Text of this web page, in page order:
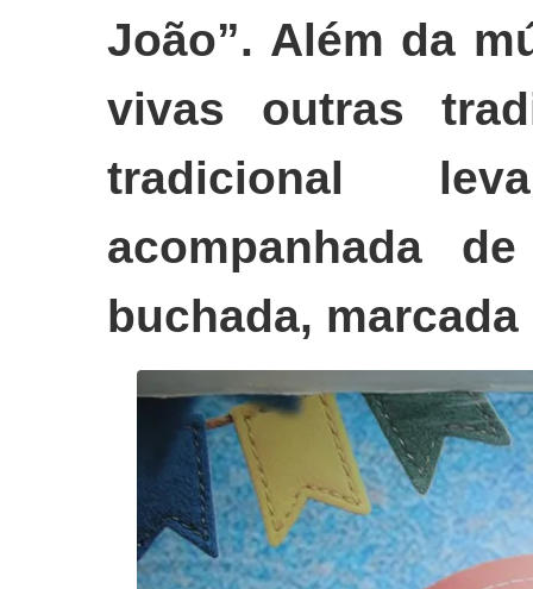
João”. Além da
vivas outras
tradicional
acompanhada
buchada,